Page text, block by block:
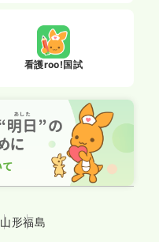
看護roo!国試
山形福島